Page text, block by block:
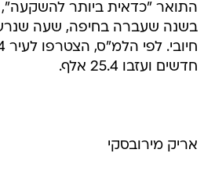
התואר "כדאית ביותר
בשנה שעברה בחיפה, שעה
חדשים ועזבו 25.4 אלף.
אריק מירובסקי